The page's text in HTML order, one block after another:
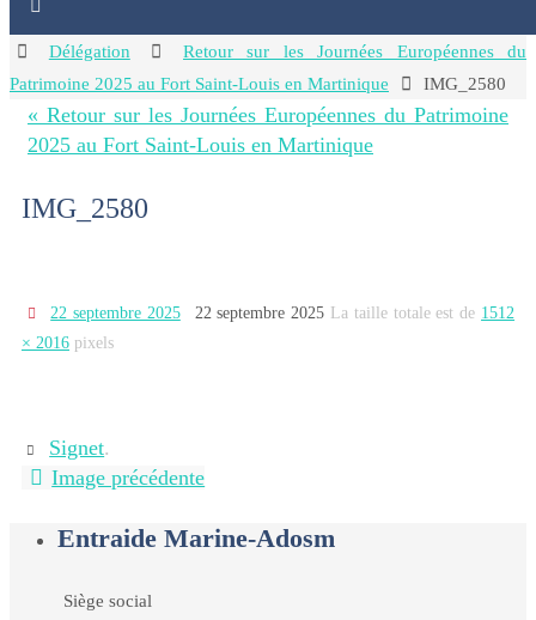
HomeDélégation
Retour sur les Journées Européennes du
Patrimoine 2025 au Fort Saint-Louis en Martinique
IMG_2580
« Retour sur les Journées Européennes du Patrimoine
2025 au Fort Saint-Louis en Martinique
IMG_2580
22 septembre 2025 22 septembre 2025 La taille totale est de 1512
× 2016 pixels
Signet.
Image précédente
Entraide Marine-Adosm
Siège social